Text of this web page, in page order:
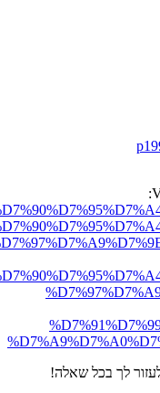
לך בכל שאלה!